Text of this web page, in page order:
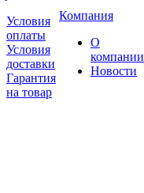
Условия
оплаты
Условия
доставки
Гарантия
на товар
Компания
О
компании
Новости